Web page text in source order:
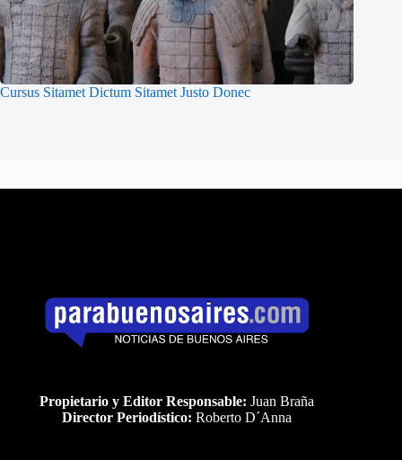
Cursus Sitamet Dictum Sitamet Justo Donec
Propietario y Editor Responsable: Juan Braña
Director Periodístico: Roberto D´Anna